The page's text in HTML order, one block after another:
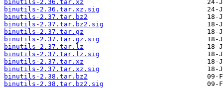
binutils-2.36.tar.xz
binutils-2.36.tar.xz.sig
binutils-2.37.tar.bz2
binutils-2.37.tar.bz2.sig
binutils-2.37.tar.gz
binutils-2.37.tar.gz.sig
binutils-2.37.tar.lz
binutils-2.37.tar.lz.sig
binutils-2.37.tar.xz
binutils-2.37.tar.xz.sig
binutils-2.38.tar.bz2
binutils-2.38.tar.bz2.sig